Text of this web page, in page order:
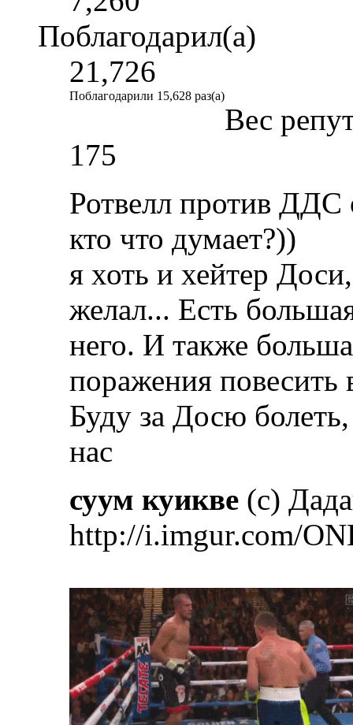
Поблагодарил(а)
21,726
Поблагодарили 15,628 раз(а)
Вес
175
Ротвелл против ДДС
кто что думает?))
я хоть и хейтер
желал... Есть
него. И также
поражения повесить
Буду за Досю
нас
суум куикве (с)
http://i.imgur.com/